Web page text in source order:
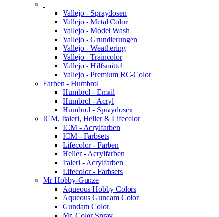
Vallejo - Spraydosen
Vallejo - Metal Color
Vallejo - Model Wash
Vallejo - Grundierungen
Vallejo - Weathering
Vallejo - Traincolor
Vallejo - Hilfsmittel
Vallejo - Premium RC-Color
Farben - Humbrol
Humbrol - Email
Humbrol - Acryl
Humbrol - Spraydosen
ICM, Italeri, Heller & Lifecolor
ICM - Acrylfarben
ICM - Farbsets
Lifecolor - Farben
Heller - Acrylfarben
Italeri - Acrylfarben
Lifecolor - Farbsets
Mr Hobby-Gunze
Aqueous Hobby Colors
Aqueous Gundam Color
Gundam Color
Mr. Color Spray